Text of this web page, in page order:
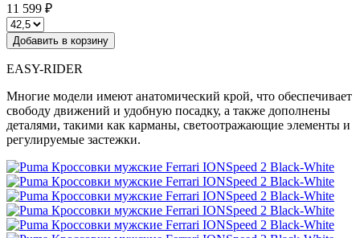
11 599 ₽
Добавить в корзину
EASY-RIDER
Многие модели имеют анатомический крой, что обеспечивает
свободу движений и удобную посадку, а также дополнены
деталями, такими как карманы, светоотражающие элементы и
регулируемые застежки.